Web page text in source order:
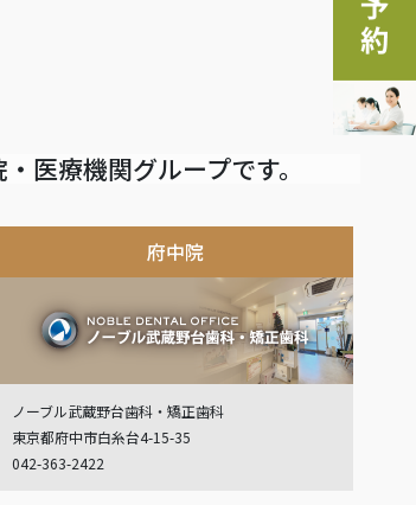
医療機関グループです。
府中院
ノーブル武蔵野台歯科・矯正歯科
東京都府中市白糸台4-15-35
042-363-2422